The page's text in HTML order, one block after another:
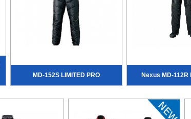
MD-152S LIMITED PRO Nexus MD-